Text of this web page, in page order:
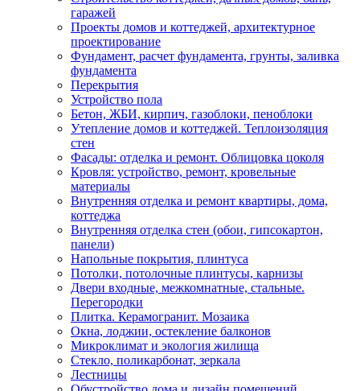
гаражей
Проекты домов и коттеджей, архитектурное
проектирование
Фундамент, расчет фундамента, грунты, заливка
фундамента
Перекрытия
Устройство пола
Бетон, ЖБИ, кирпич, газоблоки, пеноблоки
Утепление домов и коттеджей. Теплоизоляция
стен
Фасады: отделка и ремонт. Облицовка цоколя
Кровля: устройство, ремонт, кровельные
материалы
Внутренняя отделка и ремонт квартиры, дома,
коттеджа
Внутренняя отделка стен (обои, гипсокартон,
панели)
Напольные покрытия, плинтуса
Потолки, потолочные плинтусы, карнизы
Двери входные, межкомнатные, стальные.
Перегородки
Плитка. Керамогранит. Мозаика
Окна, лоджии, остекление балконов
Микроклимат и экология жилища
Стекло, поликарбонат, зеркала
Лестницы